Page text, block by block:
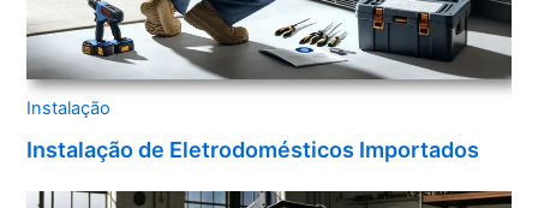
Instalação
Instalação de Eletrodomésticos Importados